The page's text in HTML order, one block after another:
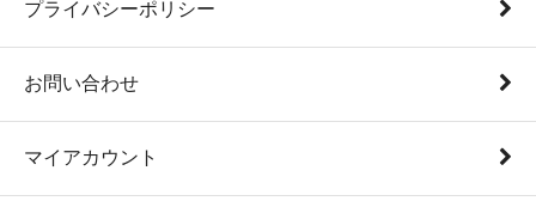
プライバシーポリシー
お問い合わせ
マイアカウント